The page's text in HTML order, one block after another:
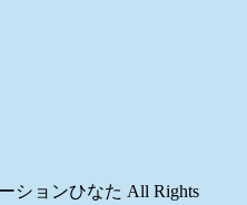
ションひなた All Rights